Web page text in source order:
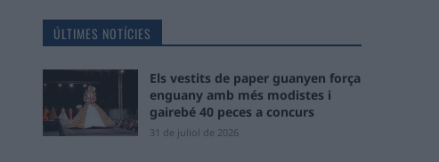
ÚLTIMES NOTÍCIES
Els vestits de paper guanyen força
enguany amb més modistes i
gairebé 40 peces a concurs
31 de juliol de 2026